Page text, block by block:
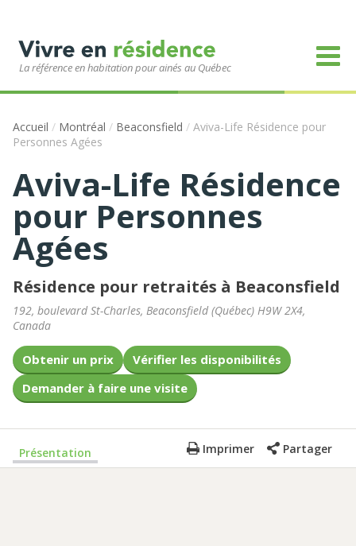
La référence en habitation pour ainés au Québec
Accueil / Montréal / Beaconsfield / Aviva-Life Résidence pour
Personnes Agées
Aviva-Life Résidence
pour Personnes
Agées
Résidence pour retraités à Beaconsfield
192, boulevard St-Charles, Beaconsfield(Québec) H9W 2X4,
Canada
Obtenir un prix
Vérifier les disponibilités
Demander à faire une visite
Présentation Imprimer Partager